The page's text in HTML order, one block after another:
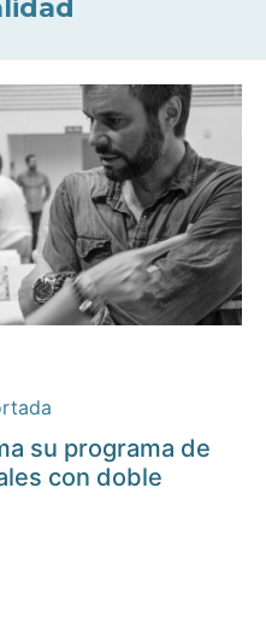
su programa de
con doble